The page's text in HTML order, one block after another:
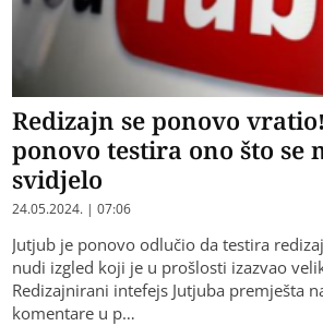
Redizajn se ponovo
ponovo testira ono što se
svidjelo
24.05.2024. | 07:06
Jutjub je ponovo odlučio da testira
nudi izgled koji je u prošlosti izazvao
Redizajnirani intefejs Jutjuba premješta
komentare u p…